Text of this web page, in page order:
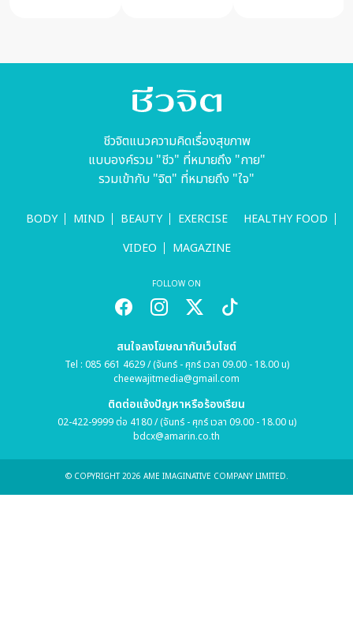
ชีวจิตแนวความคิดเรื่องสุขภาพ
แบบองค์รวม "ชีว" ที่หมายถึง "กาย"
รวมเข้ากับ "จิต" ที่หมายถึง "ใจ"
BODY MIND BEAUTY EXERCISE
HEALTHY FOOD
VIDEO
MAGAZINE
FOLLOW ON
สนใจลงโฆษณากับเว็บไซต์
Tel : 085 661 4629 / (จันทร์ - ศุกร์ เวลา 09.00 - 18.00 น)
cheewajitmedia@gmail.com
ติดต่อแจ้งปัญหาหรือร้องเรียน
02-422-9999 ต่อ 4180 / (จันทร์ - ศุกร์ เวลา 09.00 - 18.00 น)
bdcx@amarin.co.th
© COPYRIGHT 2026 AME IMAGINATIVE COMPANY LIMITED.